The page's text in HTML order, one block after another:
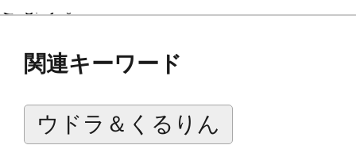
「くるりん」とは？
関連キーワード
ウドラ＆くるりん